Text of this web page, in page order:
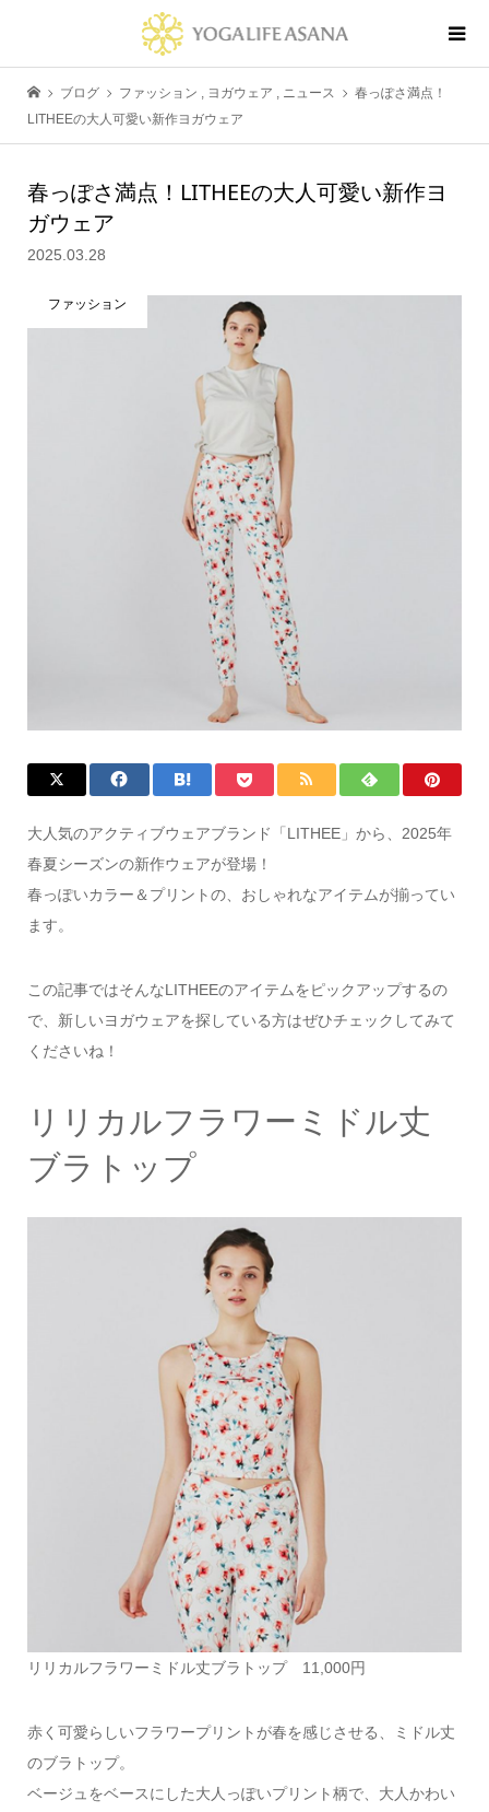
ブログ ファッション , ヨガウェア , ニュース
春っぽさ満点！
LITHEEの大人可愛い新作ヨガウェア
春っぽさ満点！LITHEEの大人可愛い新作ヨ
ガウェア
2025.03.28
ファッション
大人気のアクティブウェアブランド「LITHEE」から、2025年
春夏シーズンの新作ウェアが登場！
春っぽいカラー＆プリントの、おしゃれなアイテムが揃ってい
ます。
この記事ではそんなLITHEEのアイテムをピックアップするの
で、新しいヨガウェアを探している方はぜひチェックしてみて
くださいね！
リリカルフラワーミドル丈
ブラトップ
リリカルフラワーミドル丈ブラトップ 11,000円
赤く可愛らしいフラワープリントが春を感じさせる、ミドル丈
のブラトップ。
ベージュをベースにした大人っぽいプリント柄で、大人かわい